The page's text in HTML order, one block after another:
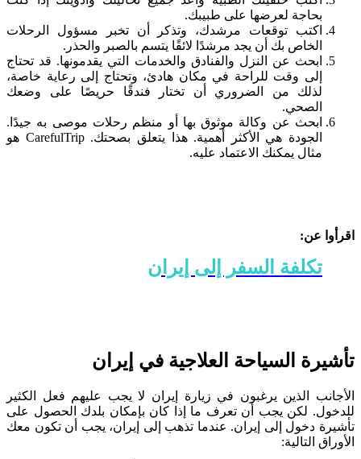
بحاجة لعرضها على طبيبك.
اكتب توقعات مرشدك، وتذكر أن تخبر مسؤول الرحلات
الخاص بك أن يجد مرشدًا لائقًا يتسم بالصبر والحذر.
ابحث عن النزل والفنادق والخدمات التي يقدمونها. قد تحتاج
إلى وقت للراحة في مكان هادئ، وتحتاج إلى رعاية خاصة،
لذلك من الضروري أن تختار فندقًا حريصًا على وضعك
الصحي.
ابحث عن وكالة موثوق بها أو منظم رحلات موصى به جيدًا.
الجودة هي الأكثر أهمية. هذا يتعلق بصحتك. CarefulTrip هو
مثال يمكنك الاعتماد عليه.
اقرأوا عن:
تكلفة السفر إلى إيران
تأشيرة السياحة العلاجية في إيران
الأجانب الذين يرغبون في زيارة إيران لا يجب عليهم فعل الكثير
للدخول. لكن يجب أن تعرف ما إذا كان بإمكان بلدك الحصول على
تأشيرة دخول إلى إيران. عندما تذهب إلى إيران، يجب أن تكون معك
الأوراق التالية: